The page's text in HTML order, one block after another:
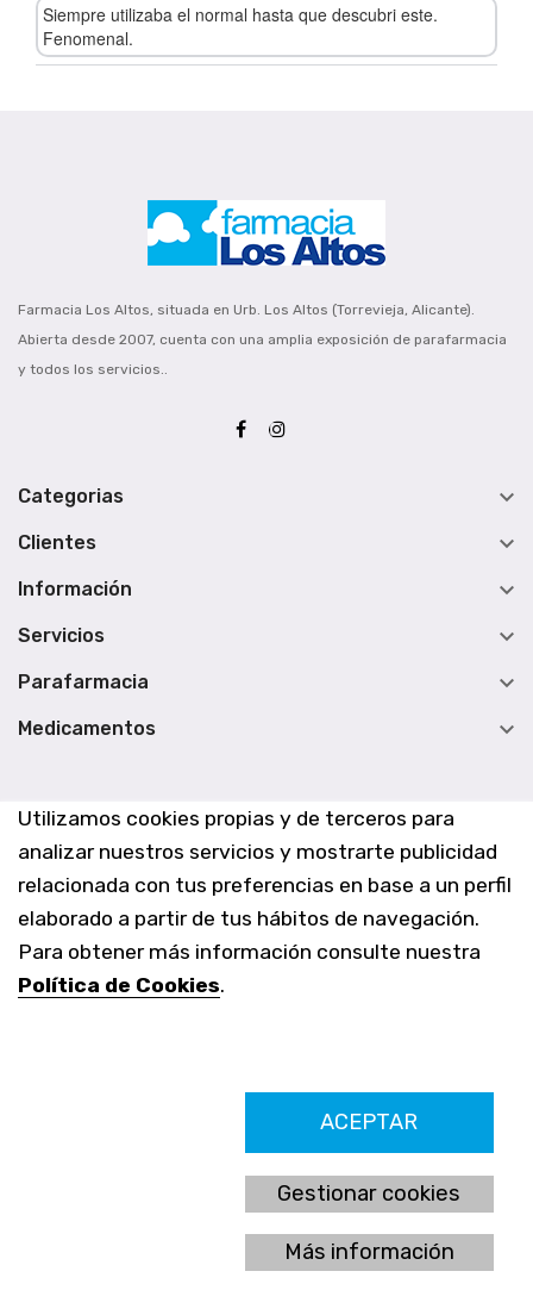
Utilizamos cookies propias y de terceros para
analizar nuestros servicios y mostrarte publicidad
relacionada con tus preferencias en base a un perfil
elaborado a partir de tus hábitos de navegación.
Para obtener más información consulte nuestra
Política de Cookies.
ACEPTAR
Gestionar cookies
Más información
Siempre utilizaba el normal hasta que descubri este.
Fenomenal.
Farmacia Los Altos, situada en Urb. Los Altos (Torrevieja, Alicante).
Abierta desde 2007, cuenta con una amplia exposición de parafarmacia
y todos los servicios..
Categorias 
Clientes 
Información 
Servicios 
Parafarmacia 
Medicamentos 
Farmacia Los Altos nº756
Ldo. Alfredo Aparicio Grau 22555408K
N. Col. Colegio Oficial de Farmacéuticos de Alicante 4327
Nº de autorización A-790-F
C/ Moncayo, 97 (Vistalmar) Urb. Los Altos
03185 Torrevieja, Alicante (España)